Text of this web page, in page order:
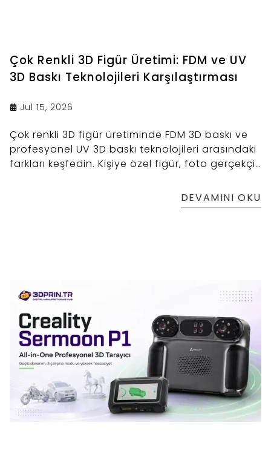
Çok Renkli 3D Figür Üretimi: FDM ve UV
3D Baskı Teknolojileri Karşılaştırması
Jul 15, 2026
Çok renkli 3D figür üretiminde FDM 3D baskı ve
profesyonel UV 3D baskı teknolojileri arasındaki
farkları keşfedin. Kişiye özel figür, foto gerçekçi
DEVAMINI OKU